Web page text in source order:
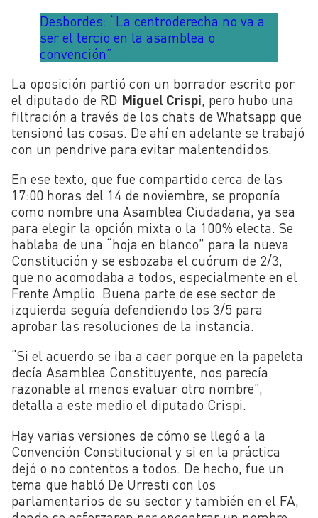
Desbordes: “La centroderecha no va a
ser el tercio en la asamblea o
convención”
La oposición partió con un borrador escrito por
el diputado de RD Miguel Crispi, pero hubo una
filtración a través de los chats de Whatsapp que
tensionó las cosas. De ahí en adelante se trabajó
con un pendrive para evitar malentendidos.
En ese texto, que fue compartido cerca de las
17:00 horas del 14 de noviembre, se proponía
como nombre una Asamblea Ciudadana, ya sea
para elegir la opción mixta o la 100% electa. Se
hablaba de una “hoja en blanco” para la nueva
Constitución y se esbozaba el cuórum de 2/3,
que no acomodaba a todos, especialmente en el
Frente Amplio. Buena parte de ese sector de
izquierda seguía defendiendo los 3/5 para
aprobar las resoluciones de la instancia.
“Si el acuerdo se iba a caer porque en la papeleta
decía Asamblea Constituyente, nos parecía
razonable al menos evaluar otro nombre”,
detalla a este medio el diputado Crispi.
Hay varias versiones de cómo se llegó a la
Convención Constitucional y si en la práctica
dejó o no contentos a todos. De hecho, fue un
tema que habló De Urresti con los
parlamentarios de su sector y también en el FA,